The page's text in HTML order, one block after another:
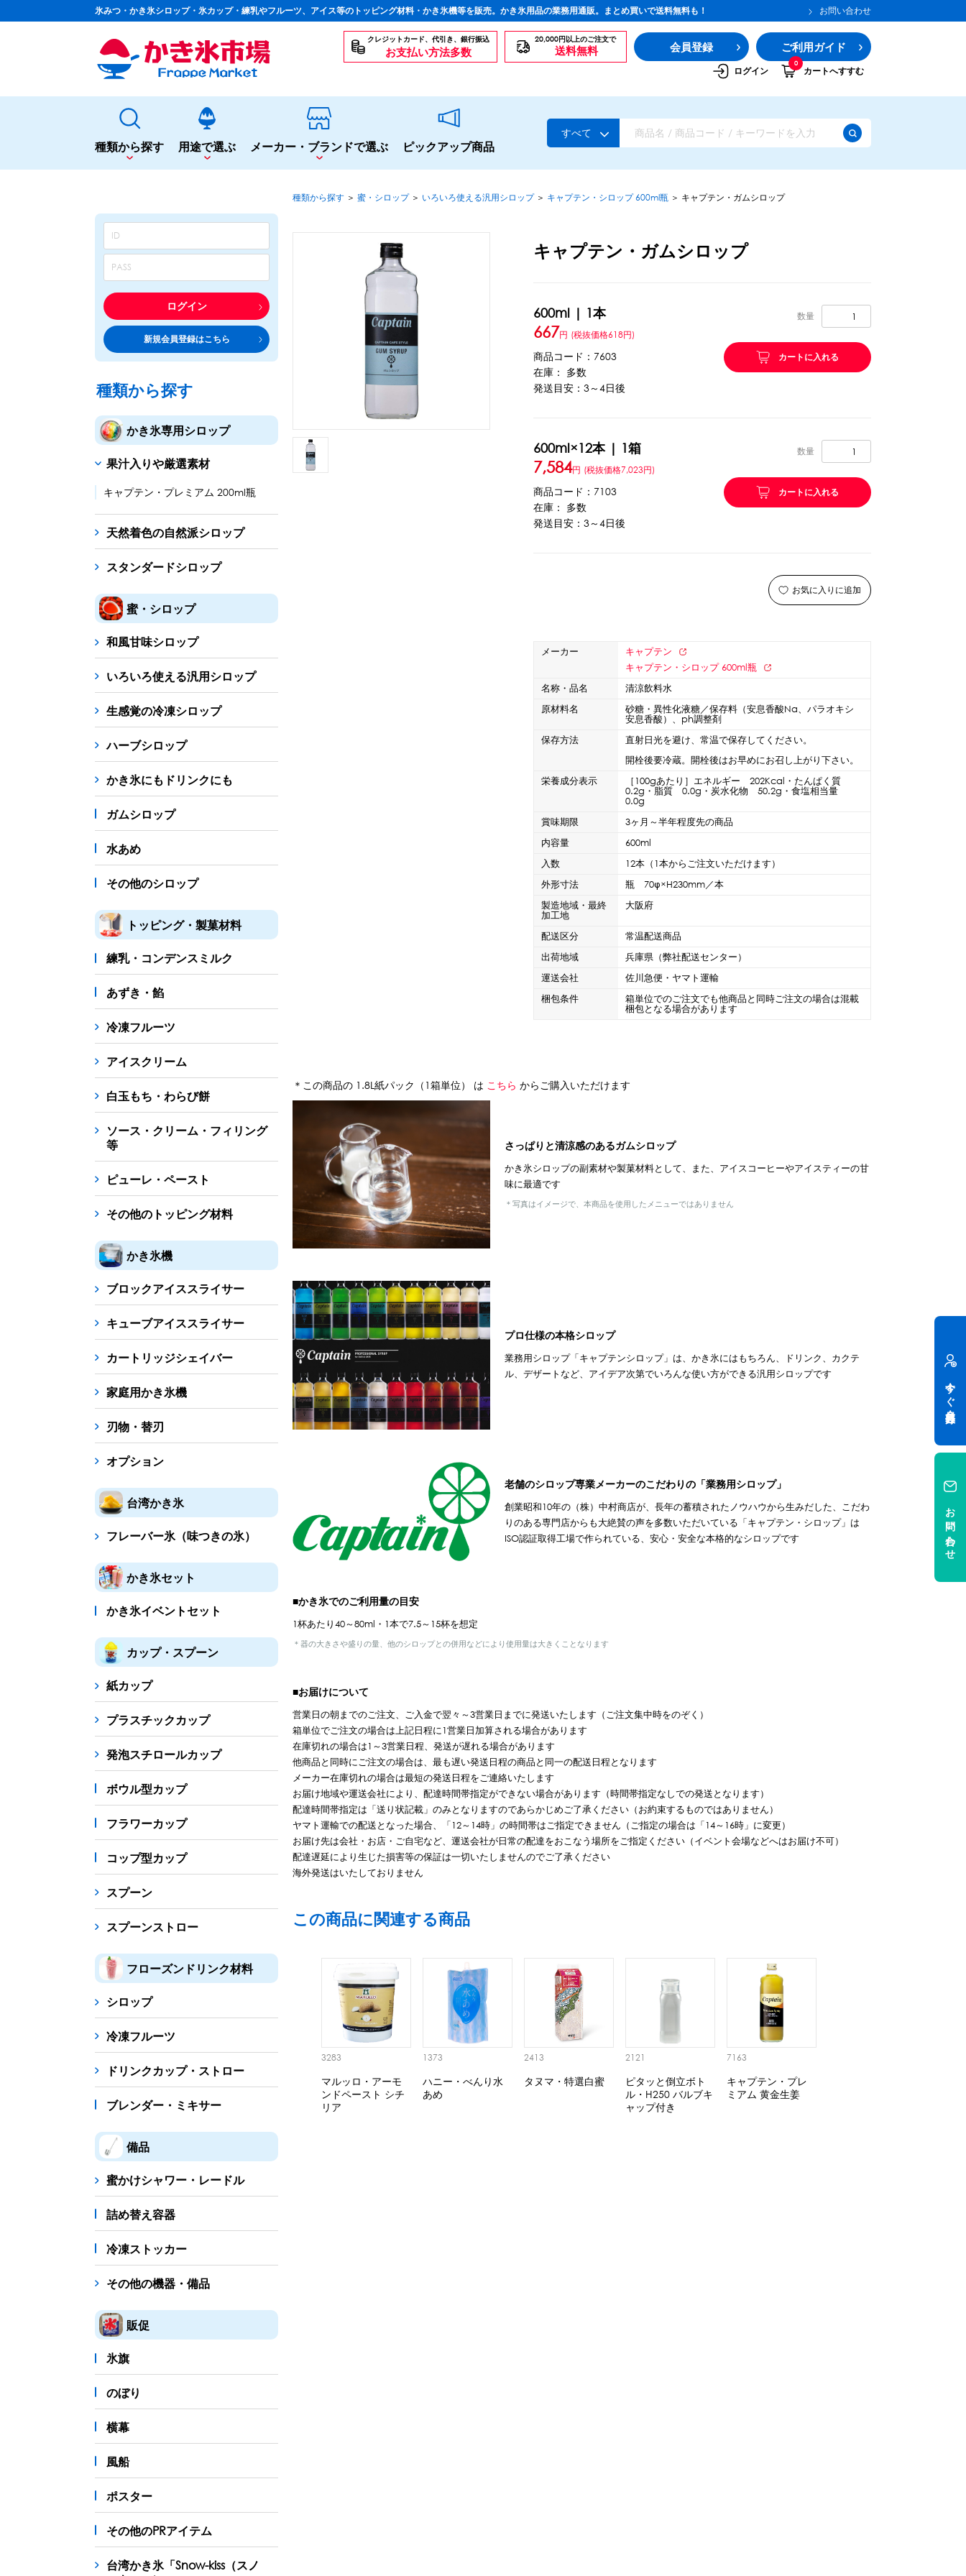
氷みつ・かき氷シロップ・氷カップ・練乳やフルーツ、アイス等のトッピング材料・かき氷機等を販売。かき氷用品の業務用通販。まとめ買いで送料無料も！ お問い合わせ
クレジットカード、代引き、銀行振込
お支払い方法多数
20,000円以上のご注文で
送料無料 会員登録 ご利用ガイド
ログイン
0
カートへすすむ
種類から探す
かき氷専用シロップ
果汁入りや厳選素材
蜜・シロップ
和風甘味シロップ いろいろ使える汎用シロップ 生感覚の冷凍シロップ
トッピング・製菓材料
練乳・コンデンスミルク あずき・餡 アイスクリーム ソース・クリーム・フィリング等
ピューレ・ペースト
ブロックアイススライサー キューブアイススライサー カートリッジシェイバー 家庭用かき氷機
台湾かき氷
フレーバー氷（味つきの氷）
カップ・スプーン
紙カップ プラスチックカップ 発泡スチロールカップ
フローズンドリンク材料
シロップ 冷凍フルーツ ドリンクカップ・ストロー
備品
蜜かけシャワー・レードル
販促
氷旗 のぼり 横幕 台湾かき氷「Snow-kiss（スノーキッス）」
かき氷書籍
かき氷コレクション
用途で選ぶ
夏まつりや夜店に
シロップ
飲食店のサイドメニューに
シロップ トッピング テイクアウト
専門店の副材料に
シロップ トッピング 製菓材料
ドリンクメニューに
メーカー・ブランドで選ぶ ピックアップ商品
すべて
ログイン
新規会員登録はこちら
種類から探す
かき氷専用シロップ
果汁入りや厳選素材
キャプテン・プレミアム 200ml瓶
天然着色の自然派シロップ
スタンダードシロップ
蜜・シロップ
和風甘味シロップ
いろいろ使える汎用シロップ
生感覚の冷凍シロップ
ハーブシロップ
かき氷にもドリンクにも
ガムシロップ
水あめ
その他のシロップ
トッピング・製菓材料
練乳・コンデンスミルク
あずき・餡
冷凍フルーツ
アイスクリーム
白玉もち・わらび餅
ソース・クリーム・フィリング
等
ピューレ・ペースト
その他のトッピング材料
かき氷機
ブロックアイススライサー
キューブアイススライサー
カートリッジシェイバー
家庭用かき氷機
刃物・替刃
オプション
台湾かき氷
フレーバー氷（味つきの氷）
かき氷セット
かき氷イベントセット
カップ・スプーン
紙カップ
プラスチックカップ
発泡スチロールカップ
ボウル型カップ
フラワーカップ
コップ型カップ
スプーン
スプーンストロー
フローズンドリンク材料
シロップ
冷凍フルーツ
ドリンクカップ・ストロー
ブレンダー・ミキサー
備品
蜜かけシャワー・レードル
詰め替え容器
冷凍ストッカー
その他の機器・備品
販促
氷旗
のぼり
横幕
風船
ポスター
その他のPRアイテム
台湾かき氷「Snow-kiss（スノ
種類から探す ＞ 蜜・シロップ ＞ いろいろ使える汎用シロップ ＞ キャプテン・シロップ 600ml瓶 ＞ キャプテン・ガムシロップ
キャプテン・ガムシロップ
600ml | 1本
667円 (税抜価格618円)
商品コード：7603
在庫： 多数
発送目安：3～4日後
数量
カートに入れる
600ml×12本 | 1箱
7,584円 (税抜価格7,023円)
商品コード：7103
在庫： 多数
発送目安：3～4日後
数量
カートに入れる
お気に入りに追加
メーカー
キャプテン
キャプテン・シロップ 600ml瓶
名称・品名
清涼飲料水
原材料名
砂糖・異性化液糖／保存料（安息香酸Na、パラオキシ
安息香酸）、ph調整剤
保存方法
直射日光を避け、常温で保存してください。
開栓後要冷蔵。開栓後はお早めにお召し上がり下さい。
栄養成分表示
［100gあたり］エネルギー 202Kcal・たんぱく質
0.2g・脂質 0.0g・炭水化物 50.2g・食塩相当量
0.0g
賞味期限
3ヶ月～半年程度先の商品
内容量
600ml
入数
12本（1本からご注文いただけます）
外形寸法
瓶 70φ×H230mm／本
製造地域・最終
加工地
大阪府
配送区分
常温配送商品
出荷地域
兵庫県（弊社配送センター）
運送会社
佐川急便・ヤマト運輸
梱包条件
箱単位でのご注文でも他商品と同時ご注文の場合は混載
梱包となる場合があります
＊この商品の 1.8L紙パック（1箱単位） は こちら からご購入いただけます
さっぱりと清涼感のあるガムシロップ
かき氷シロップの副素材や製菓材料として、また、アイスコーヒーやアイスティーの甘
味に最適です
＊写真はイメージで、本商品を使用したメニューではありません
プロ仕様の本格シロップ
業務用シロップ「キャプテンシロップ」は、かき氷にはもちろん、ドリンク、カクテ
ル、デザートなど、アイデア次第でいろんな使い方ができる汎用シロップです
老舗のシロップ専業メーカーのこだわりの「業務用シロップ」
創業昭和10年の（株）中村商店が、長年の蓄積されたノウハウから生みだした、こだわ
りのある専門店からも大絶賛の声を多数いただいている「キャプテン・シロップ」は
ISO認証取得工場で作られている、安心・安全な本格的なシロップです
■かき氷でのご利用量の目安
1杯あたり40～80ml・1本で7.5～15杯を想定
＊器の大きさや盛りの量、他のシロップとの併用などにより使用量は大きくことなります
■お届けについて
営業日の朝までのご注文、ご入金で翌々～3営業日までに発送いたします（ご注文集中時をのぞく）
箱単位でご注文の場合は上記日程に1営業日加算される場合があります
在庫切れの場合は1～3営業日程、発送が遅れる場合があります
他商品と同時にご注文の場合は、最も遅い発送日程の商品と同一の配送日程となります
メーカー在庫切れの場合は最短の発送日程をご連絡いたします
お届け地域や運送会社により、配達時間帯指定ができない場合があります（時間帯指定なしでの発送となります）
配達時間帯指定は「送り状記載」のみとなりますのであらかじめご了承ください（お約束するものではありません）
ヤマト運輸での配送となった場合、「12～14時」の時間帯はご指定できません（ご指定の場合は「14～16時」に変更）
お届け先は会社・お店・ご自宅など、運送会社が日常の配達をおこなう場所をご指定ください（イベント会場などへはお届け不可）
配達遅延により生じた損害等の保証は一切いたしませんのでご了承ください
海外発送はいたしておりません
この商品に関連する商品
3283
マルッロ・アーモ
ンドペースト シチ
リア
1373
ハニー・べんり水
あめ
2413
タヌマ・特選白蜜
2121
ピタッと倒立ボト
ル・H250 バルブキ
ャップ付き
7163
キャプテン・プレ
ミアム 黄金生姜
今すぐ会員登録
お問い合わせ